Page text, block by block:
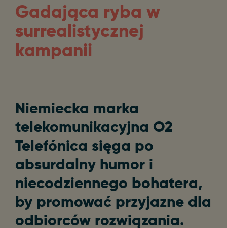
Gadająca ryba w
surrealistycznej
kampanii
Niemiecka marka
telekomunikacyjna O2
Telefónica sięga po
absurdalny humor i
niecodziennego bohatera,
by promować przyjazne dla
odbiorców rozwiązania.